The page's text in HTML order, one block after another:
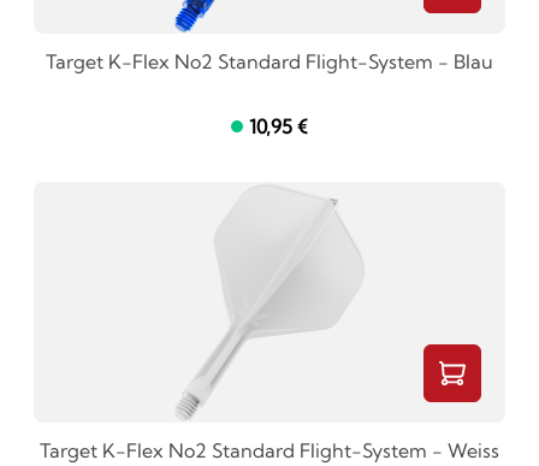
Target K-Flex No2 Standard Flight-System - Blau
10,95 €
Target K-Flex No2 Standard Flight-System - Weiss